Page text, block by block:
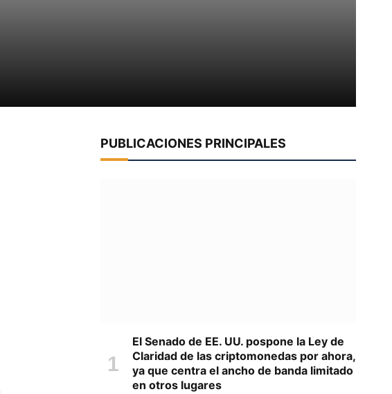
PUBLICACIONES PRINCIPALES
El Senado de EE. UU. pospone la Ley de
Claridad de las criptomonedas por ahora,
ya que centra el ancho de banda limitado
en otros lugares